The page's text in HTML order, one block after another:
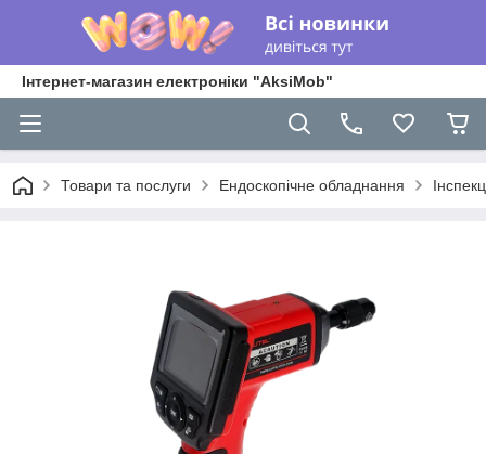
Інтернет-магазин електроніки "AksiMob"
Товари та послуги Ендоскопічне обладнання